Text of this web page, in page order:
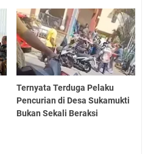
Ternyata Terduga Pelaku
Pencurian di Desa Sukamukti
Bukan Sekali Beraksi